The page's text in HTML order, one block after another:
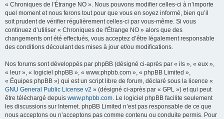
« Chroniques de l'Étrange NO ». Nous pouvons modifier celles-ci à n’importe
quel moment et nous ferons tout pour que vous en soyez informé, bien qu’il
soit prudent de vérifier régulièrement celles-ci par vous-même. Si vous
continuez d’utiliser « Chroniques de l'Étrange NO » alors que des
changements ont été effectués, vous acceptez d’être légalement responsable
des conditions découlant des mises à jour et/ou modifications.
Nos forums sont développés par phpBB (désigné ci-après par « ils », « eux »,
« leur », « logiciel phpBB », « www.phpbb.com », « phpBB Limited »,
« Équipes phpBB ») qui est un script libre de forum, déclaré sous la licence «
GNU General Public License v2 » (désigné ci-après par « GPL ») et qui peut
être téléchargé depuis www.phpbb.com . Le logiciel phpBB facilite seulement
les discussions sur Internet. phpBB Limited n’est pas responsable de ce que
nous acceptons ou n’acceptons pas comme contenu ou conduite permis. Pour